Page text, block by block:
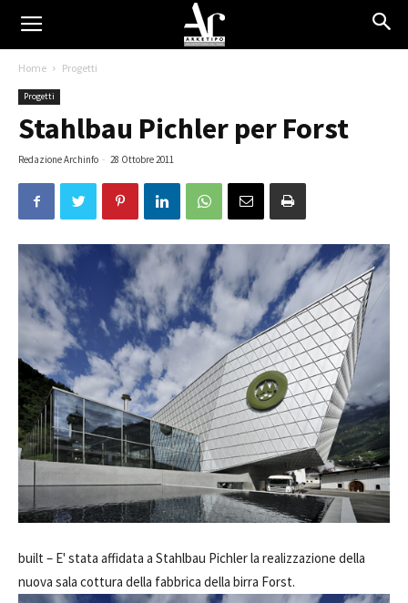
Home Progetti
Progetti
Stahlbau Pichler per Forst
Redazione Archinfo - 28 Ottobre 2011
built – E' stata affidata a Stahlbau Pichler la realizzazione della
nuova sala cottura della fabbrica della birra Forst.